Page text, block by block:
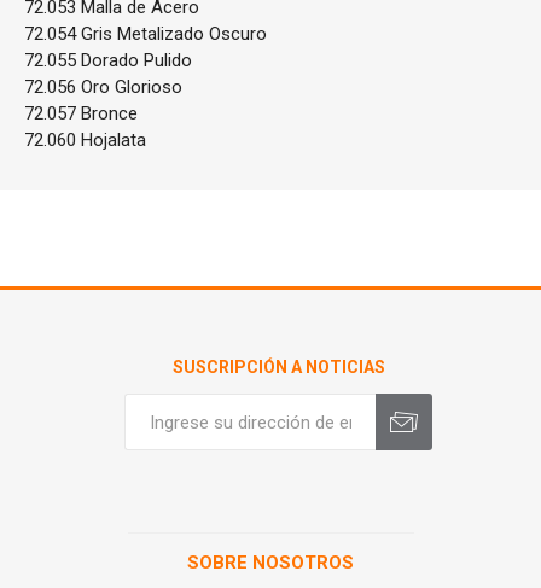
72.053 Malla de Acero
72.054 Gris Metalizado Oscuro
72.055 Dorado Pulido
72.056 Oro Glorioso
72.057 Bronce
72.060 Hojalata
SUSCRIPCIÓN A NOTICIAS
SOBRE NOSOTROS